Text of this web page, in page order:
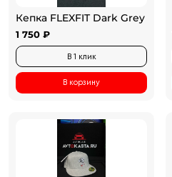
Кепка FLEXFIT Dark Grey
1 750 ₽
В 1 клик
В корзину